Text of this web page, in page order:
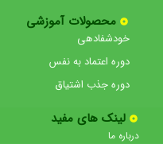
محصولات آموزشی
خودشفادهی
دوره اعتماد به نفس
دوره جذب اشتیاق
لینک های مفید
درباره ما